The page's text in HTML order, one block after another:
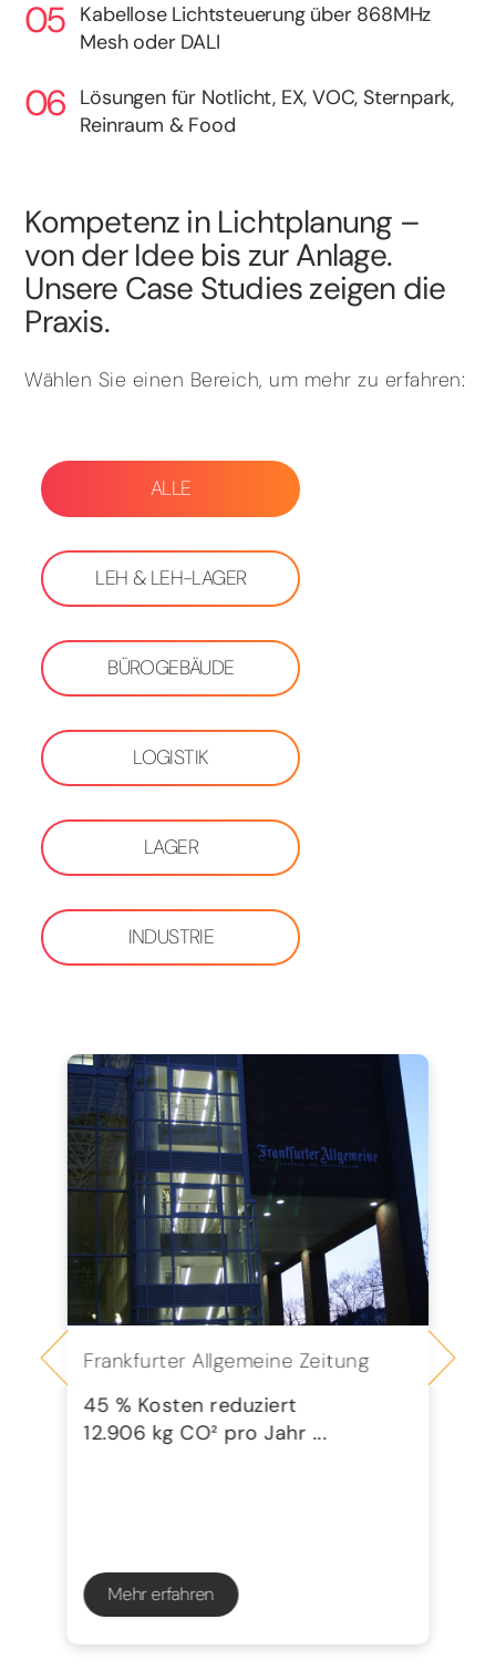
Kabellose Lichtsteuerung über 868MHz
Mesh oder DALI
Lösungen für Notlicht, EX, VOC, Sternpark,
Reinraum & Food
Kompetenz in Lichtplanung –
von der Idee bis zur Anlage.
Unsere Case Studies zeigen die
Praxis.
Wählen Sie einen Bereich, um mehr zu erfahren:
ALLE
LEH & LEH-LAGER
BÜROGEBÄUDE
LOGISTIK
LAGER
INDUSTRIE
Frankfurter Allgemeine Zeitung
45 % Kosten reduziert
12.906 kg CO² pro Jahr ...
Mehr erfahren